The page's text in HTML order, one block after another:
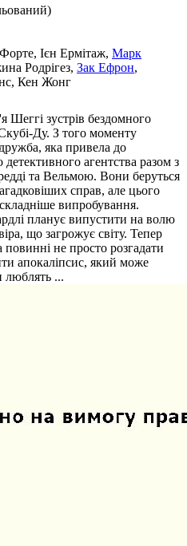
Ієн Ермітаж, Марк
Родрігез, Зак Ефрон,
Кен Жонг
Шеггі зустрів бездомного
Ду. З того моменту
яка привела до
агентства разом з
та Вельмою. Вони беруться
справ, але цього
випробування.
планує випустити на волю
що загрожує світу. Тепер
не просто розгадати
апокаліпсис, який може
...